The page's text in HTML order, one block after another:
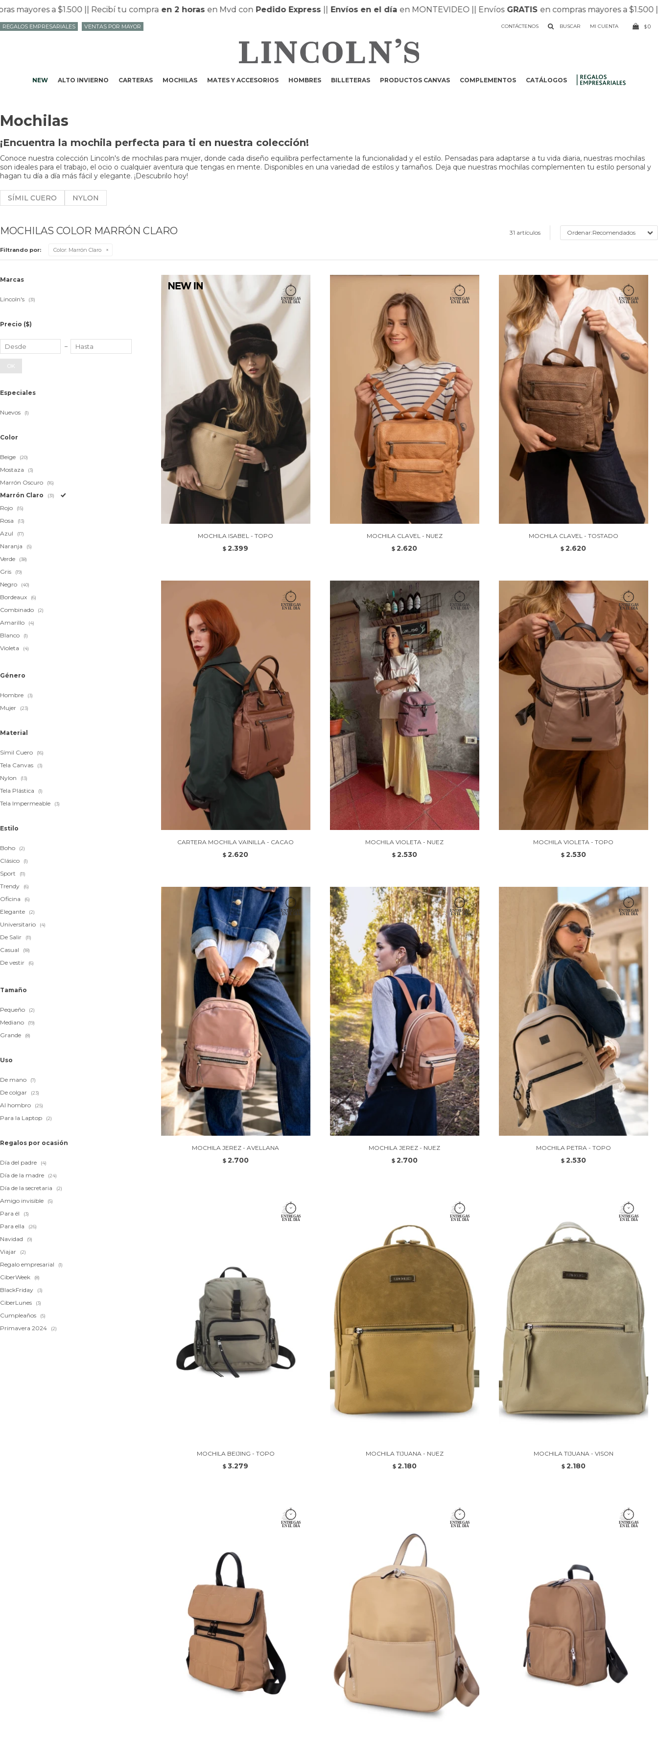
a $1.500 | | Recibí tu compraen 2 horasen Mvd conPedido Express||Envíos en el díaen MONTEVIDEO || Envíos GRATISen compras mayores a $1.500 | |
NEW ALTO INVIERNO CARTERAS MOCHILAS MATES Y ACCESORIOS HOMBRES BILLETERAS PRODUCTOS CANVAS COMPLEMENTOS CATÁLOGOS
CONTÁCTENOS $0
REGALOS EMPRESARIALES VENTAS POR MAYOR
Mochilas
¡Encuentra la mochila perfecta para ti en nuestra colección!
Conoce nuestra colección Lincoln's de mochilas para mujer, donde cada diseño equilibra perfectamente la funcionalidad y el estilo. Pensadas para adaptarse a tu vida diaria, nuestras mochilas
son ideales para el trabajo, el ocio o cualquier aventura que tengas en mente. Disponibles en una variedad de estilos y tamaños. Deja que nuestras mochilas complementen tu estilo personal y
hagan tu día a día más fácil y elegante. ¡Descubrilo hoy!
SÍMIL CUERO NYLON
MOCHILAS COLOR MARRÓN CLARO 31 artículos Recomendados
Filtrando por: Color: Marrón Claro
MOCHILA ISABEL - TOPO
$ 2.399
MOCHILA CLAVEL - NUEZ
$ 2.620
MOCHILA CLAVEL - TOSTADO
$ 2.620
CARTERA MOCHILA VAINILLA - CACAO
$ 2.620
MOCHILA VIOLETA - NUEZ
$ 2.530
MOCHILA VIOLETA - TOPO
$ 2.530
MOCHILA JEREZ - AVELLANA
$ 2.700
MOCHILA JEREZ - NUEZ
$ 2.700
MOCHILA PETRA - TOPO
$ 2.530
MOCHILA BEIJING - TOPO
$ 3.279
MOCHILA TIJUANA - NUEZ
$ 2.180
MOCHILA TIJUANA - VISON
$ 2.180
Marcas
Lincoln's (31)
Precio ($)
OK
Especiales
Nuevos (1)
Color
Beige (20)
Mostaza (3)
Marrón Oscuro (16)
Marrón Claro (31)
Rojo (15)
Rosa (13)
Azul (17)
Naranja (5)
Verde (38)
Gris (19)
Negro (40)
Bordeaux (6)
Combinado (2)
Amarillo (4)
Blanco (1)
Violeta (4)
Género
Hombre (3)
Mujer (23)
Material
Símil Cuero (16)
Tela Canvas (3)
Nylon (13)
Tela Plástica (1)
Tela Impermeable (3)
Estilo
Boho (2)
Clásico (1)
Sport (11)
Trendy (6)
Oficina (6)
Elegante (2)
Universitario (4)
De Salir (11)
Casual (18)
De vestir (6)
Tamaño
Pequeño (2)
Mediano (19)
Grande (8)
Uso
De mano (7)
De colgar (23)
Al hombro (25)
Para la Laptop (2)
Regalos por ocasión
Día del padre (4)
Día de la madre (24)
Día de la secretaria (2)
Amigo invisible (5)
Para él (3)
Para ella (26)
Navidad (9)
Viajar (2)
Regalo empresarial (1)
CiberWeek (8)
BlackFriday (3)
CiberLunes (3)
Cumpleaños (5)
Primavera 2024 (2)